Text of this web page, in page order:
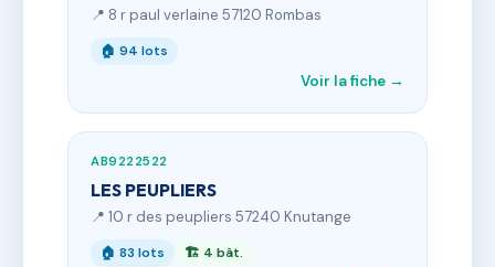
📍 8 r paul verlaine 57120 Rombas
🏠 94 lots
Voir la fiche →
AB9222522
LES PEUPLIERS
📍 10 r des peupliers 57240 Knutange
🏠 83 lots 🏗 4 bât.